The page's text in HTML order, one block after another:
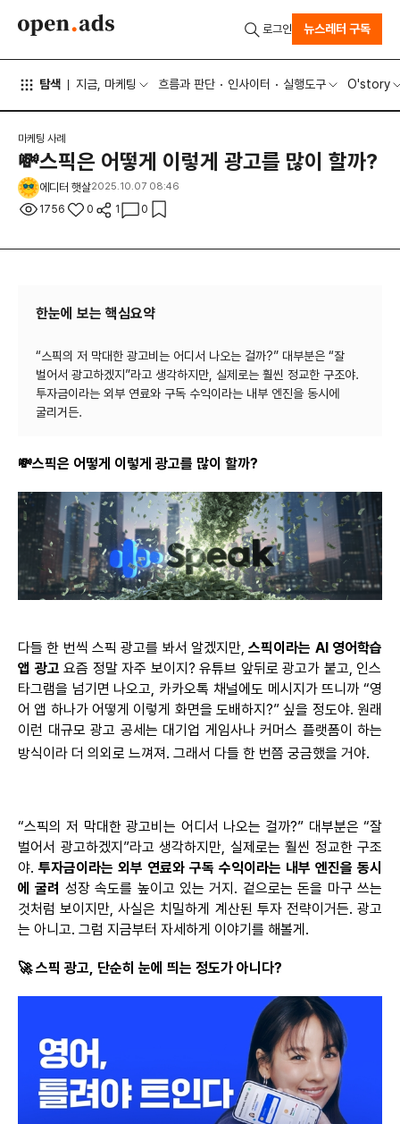
탐색 지금, 마케팅 흐름과 판단 인사이터 실행도구 O'story
로그인 뉴스레터 구독
마케팅 사례
💸스픽은 어떻게 이렇게 광고를 많이 할까?
에디터 햇살2025.10.07 08:46
1756 0 1 0
한눈에 보는 핵심요약
“스픽의 저 막대한 광고비는 어디서 나오는 걸까?” 대부분은 “잘
벌어서 광고하겠지”라고 생각하지만, 실제로는 훨씬 정교한 구조야.
투자금이라는 외부 연료와 구독 수익이라는 내부 엔진을 동시에
💸스픽은 어떻게 이렇게 광고를 많이 할까?
다들 한 번씩 스픽 광고를 봐서 알겠지만,스픽이라는 AI 영어학습
앱 광고 요즘 정말 자주 보이지? 유튜브 앞뒤로 광고가 붙고, 인스
타그램을 넘기면 나오고, 카카오톡 채널에도 메시지가 뜨니까 “영
어 앱 하나가 어떻게 이렇게 화면을 도배하지?” 싶을 정도야. 원래
이런 대규모 광고 공세는 대기업 게임사나 커머스 플랫폼이 하는
방식이라 더 의외로 느껴져. 그래서 다들 한 번쯤 궁금했을 거야.
“스픽의 저 막대한 광고비는 어디서 나오는 걸까?” 대부분은 “잘
벌어서 광고하겠지”라고 생각하지만, 실제로는 훨씬 정교한 구조
야. 투자금이라는 외부 연료와 구독 수익이라는 내부 엔진을 동시
에 굴려 성장 속도를 높이고 있는 거지. 겉으로는 돈을 마구 쓰는
것처럼 보이지만, 사실은 치밀하게 계산된 투자 전략이거든. 광고
는 아니고. 그럼 지금부터 자세하게 이야기를 해볼게.
🚀스픽 광고, 단순히 눈에 띄는 정도가 아니다?